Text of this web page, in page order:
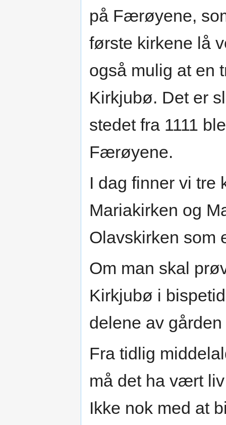
på Færøyene,
første kirkene lå
også mulig at en
Kirkjubø. Det er
stedet fra 1111
Færøyene.
I dag finner vi tre
Mariakirken og
Olavskirken som
Om man skal
Kirkjubø i
delene av
Fra tidlig
må det ha vært
Ikke nok med at